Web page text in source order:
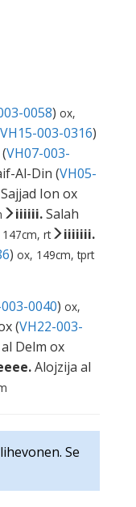
0058) ox,
VH15-003-0316)
VH07-003-
Al-Din (VH05-
Sajjad Ion ox
iiiiii.Salah
rt
iiiiiii.
) ox, 149cm, tprt
0040) ox,
(VH22-003-
Delm ox
Alojzija al
Se